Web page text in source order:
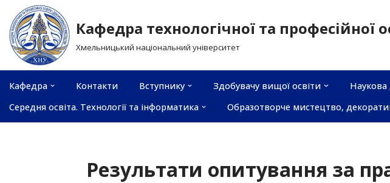
Перейти
до
вмісту
Кафедра технологічної та професійної
Хмельницький національний університет
Кафедра Контакти Вступнику Здобувачу вищої освіти Наукова
Середня освіта. Технології та інформатика
Образотворче мистецтво,
Результати опитування за